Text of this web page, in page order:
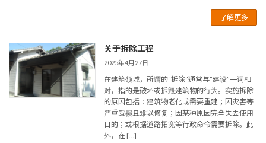
了解更多
关于拆除工程
2025年4月27日
在建筑领域，所谓的“拆除”通常与“建设”一词相
对，指的是破坏或拆毁建筑物的行为。实施拆除
的原因包括：建筑物老化或需要重建；因灾害等
严重受损且难以修复；因某种原因完全失去使用
目的；或根据道路拓宽等行政命令需要拆除。此
外，在 […]